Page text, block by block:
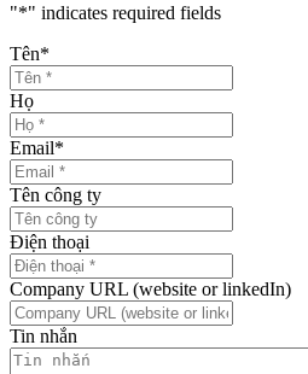
"*" indicates required fields
Tên*
Họ
Email*
Tên công ty
Điện thoại
Company URL (website or linkedIn)
Tin nhắn